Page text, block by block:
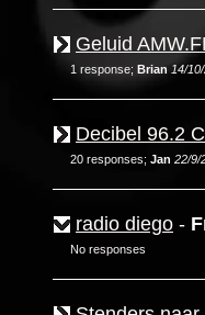
Geluid
1 response; Brian 14/
Decibel 96.2
20 responses; Jan 22/9/
radio diego -
No responses